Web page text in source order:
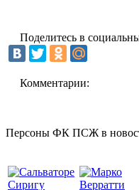
Поделитесь в
Комментарии:
Персоны ФК ПСЖ в